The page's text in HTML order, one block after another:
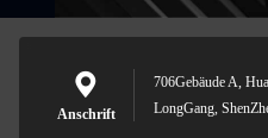
Anschrift
706Gebäude A,
LongGang,